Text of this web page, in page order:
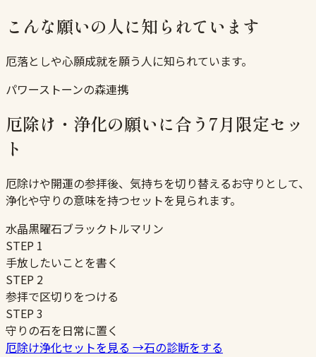
こんな願いの人に知られています
厄落としや心願成就を願う人に知られています。
パワーストーンの森連携
厄除け・浄化の願いに合う7月限定セッ
ト
厄除けや開運の参拝後、気持ちを切り替えるお守りとして、
浄化や守りの意味を持つセットを見られます。
水晶黒曜石ブラックトルマリン
STEP 1
手放したいことを書く
STEP 2
参拝で区切りをつける
STEP3
守りの石を日常に置く
厄除け浄化セットを見る →石の診断をする